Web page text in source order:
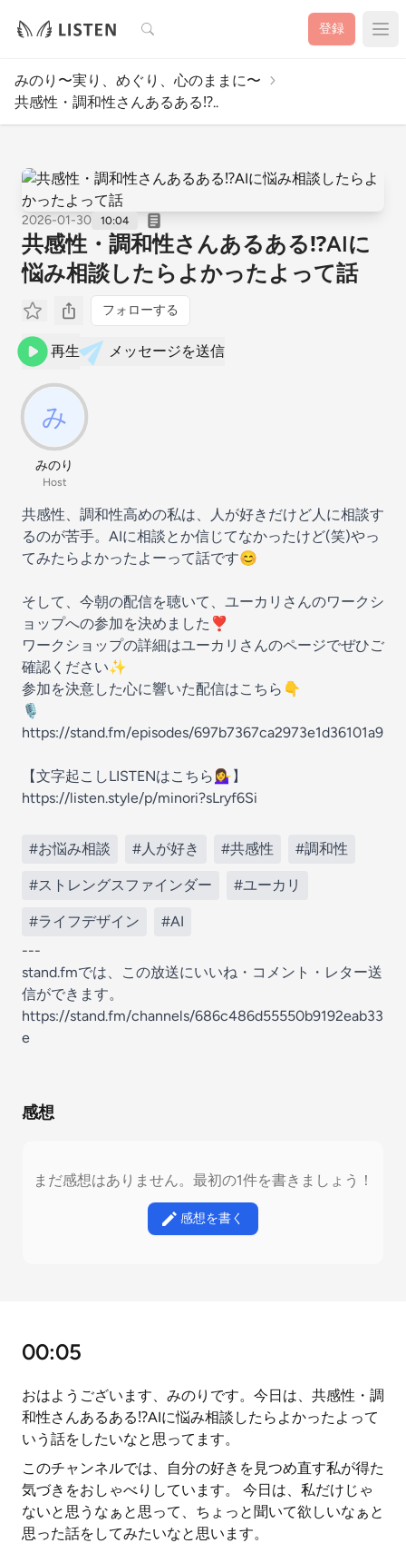
検索 登録
みのり〜実り、めぐり、心のままに〜
共感性・調和性さんあるある⁉️..
2026-01-30 10:04
共感性・調和性さんあるある⁉️AIに
悩み相談したらよかったよって話
フォローする
再生 メッセージを送信
みのり
Host
共感性、調和性高めの私は、人が好きだけど人に相談す
るのが苦手。AIに相談とか信じてなかったけど(笑)やっ
てみたらよかったよーって話です😊
そして、今朝の配信を聴いて、ユーカリさんのワークシ
ョップへの参加を決めました❣️
ワークショップの詳細はユーカリさんのページでぜひご
確認ください✨
参加を決意した心に響いた配信はこちら👇
🎙️
https://stand.fm/episodes/697b7367ca2973e1d36101a9
【文字起こしLISTENはこちら💁‍♀️】
https://listen.style/p/minori?sLryf6Si
#お悩み相談 #人が好き #共感性 #調和性
#ストレングスファインダー #ユーカリ
#ライフデザイン
#AI
---
stand.fmでは、この放送にいいね・コメント・レター送
信ができます。
https://stand.fm/channels/686c486d55550b9192eab33
e
感想
まだ感想はありません。最初の1件を書きましょう！
感想を書く
00:05
おはようございます、みのりです。今日は、共感性・調
和性さんあるある⁉️AIに悩み相談したらよかったよって
いう話をしたいなと思ってます。
このチャンネルでは、自分の好きを見つめ直す私が得た
気づきをおしゃべりしています。 今日は、私だけじゃ
ないと思うなぁと思って、ちょっと聞いて欲しいなぁと
思った話をしてみたいなと思います。